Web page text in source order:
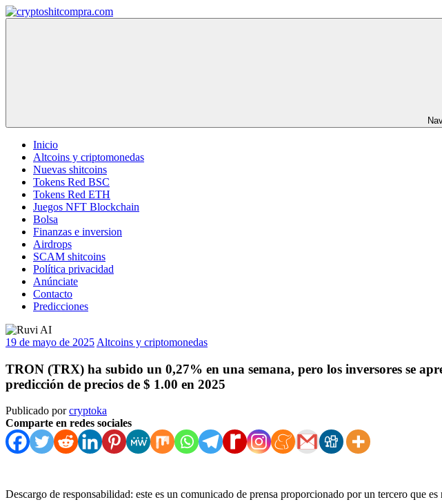
Saltar
al
Inicio
Altcoins y criptomonedas
Nuevas shitcoins
Tokens Red BSC
Tokens Red ETH
Juegos NFT Blockchain
Bolsa
Finanzas e inversion
Airdrops
SCAM shitcoins
Política privacidad
Anúnciate
Contacto
Predicciones
19 de mayo de 2025 Altcoins y criptomonedas
TRON (TRX) ha subido un 0,27% en una semana, pero los inversores se
predicción de precios de $ 1.00 en 2025
Publicado porcryptoka
Comparte en redes sociales
Descargo de responsabilidad: este es un comunicado de prensa proporcionado por un tercero que